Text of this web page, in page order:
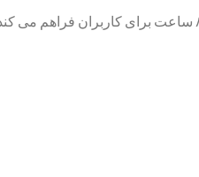
از دیگر ویژگی‌ها می توان به باتری لیتیومی قابل شارژ این دستگاه اشاره کرد که راحتی